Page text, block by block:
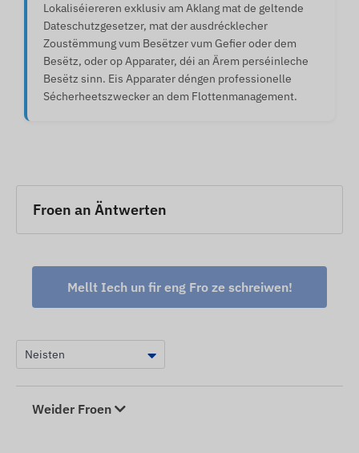
Lokaliséiereren exklusiv am Aklang mat de geltende
Dateschutzgesetzer, mat der ausdrécklecher
Zoustëmmung vum Besëtzer vum Gefier oder dem
Besëtz, oder op Apparater, déi an Ärem perséinleche
Besëtz sinn. Eis Apparater déngen professionelle
Sécherheetszwecker an dem Flottenmanagement.
Froen an Äntwerten
Mellt Iech un fir eng Fro ze schreiwen!
Weider Froen